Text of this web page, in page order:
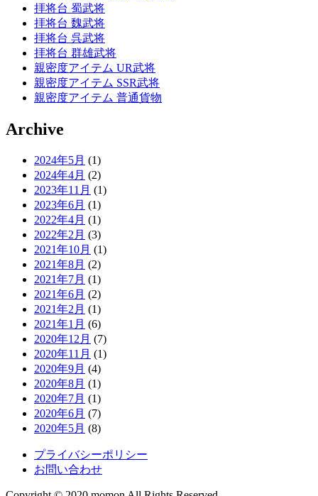
拝将台 蜀武将
拝将台 魏武将
拝将台 呉武将
拝将台 群雄武将
親密度アイテム UR武将
親密度アイテム SSR武将
親密度アイテム 普通貨物
Archive
2024年5月 (1)
2024年4月 (2)
2023年11月 (1)
2023年6月 (1)
2022年4月 (1)
2022年2月 (3)
2021年10月 (1)
2021年8月 (2)
2021年7月 (1)
2021年6月 (2)
2021年2月 (1)
2021年1月 (6)
2020年12月 (7)
2020年11月 (1)
2020年9月 (4)
2020年8月 (1)
2020年7月 (1)
2020年6月 (7)
2020年5月 (8)
プライバシーポリシー
お問い合わせ